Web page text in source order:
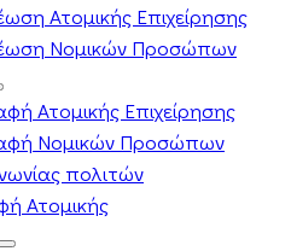
Ατομικής Επιχείρησης
Νομικών Προσώπων
Ατομικής Επιχείρησης
Νομικών Προσώπων
πολιτών
Ατομικής